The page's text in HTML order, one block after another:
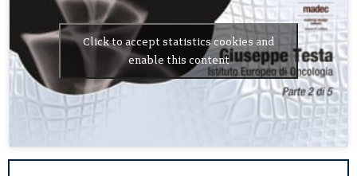
Click to accept statistics cookies and
enable this content